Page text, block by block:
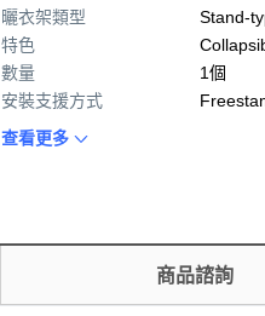
曬衣架類型
Stand-
特色
數量
1個
安裝支援方式
查看更多
商品諮詢